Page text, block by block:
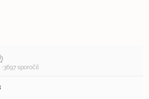
3697 sporočil